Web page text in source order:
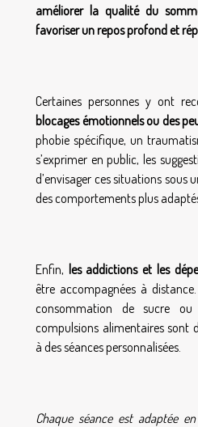
améliorer la qualité du
favoriser un repos profond et
Certaines personnes y ont
blocages émotionnels ou des
phobie spécifique, un
s’exprimer en public, les
d’envisager ces situations sous
des comportements plus
Enfin, les addictions et les
être accompagnées à
consommation de sucre
compulsions alimentaires sont
à des séances personnalisées.
Chaque séance est adaptée